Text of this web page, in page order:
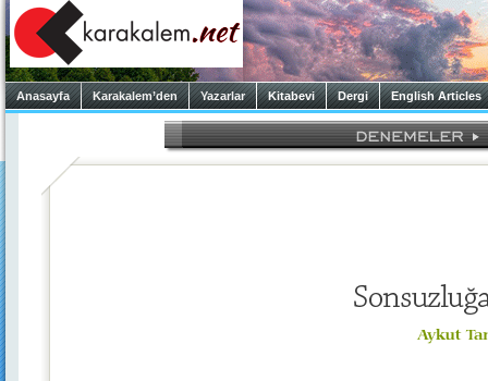
Anasayfa Karakalem’den Yazarlar Kitabevi Dergi English Articles